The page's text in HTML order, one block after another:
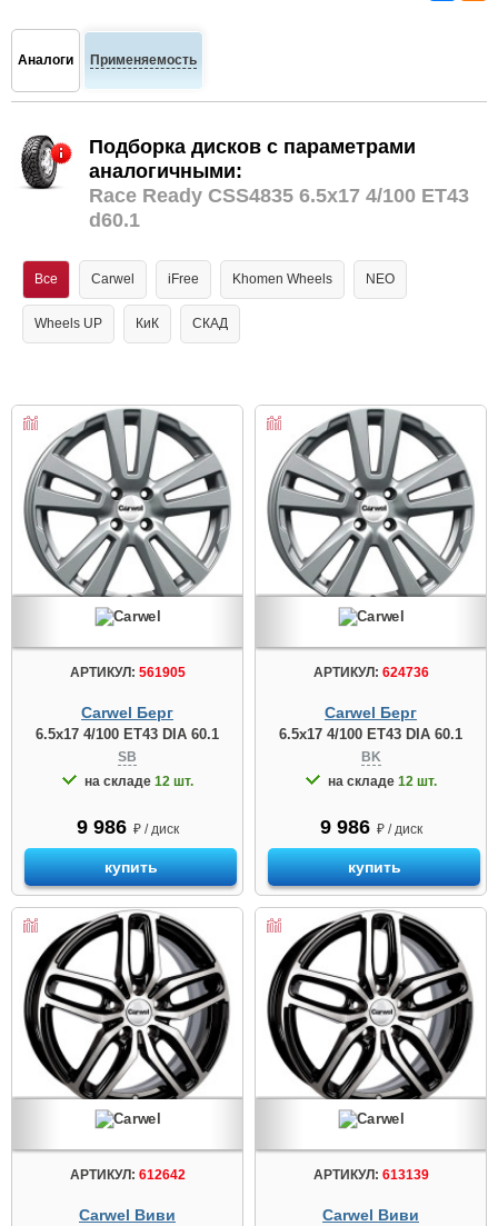
Аналоги Применяемость
Подборка дисков с параметрами
аналогичными:
Race Ready CSS4835 6.5x17 4/100 ET43
d60.1
Все Carwel iFree Khomen Wheels NEO
Wheels UP КиК СКАД
АРТИКУЛ: 561905
Carwel Берг
6.5x17 4/100 ET43 DIA 60.1
SB
на складе 12 шт.
9 986 ₽ / диск
купить
АРТИКУЛ: 624736
Carwel Берг
6.5x17 4/100 ET43 DIA 60.1
BK
на складе 12 шт.
9 986 ₽ / диск
купить
АРТИКУЛ: 612642
Carwel Виви
АРТИКУЛ: 613139
Carwel Виви